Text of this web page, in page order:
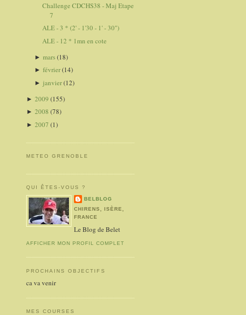
Challenge CDCHS38 - Maj Etape
7
ALE - 3 * (2' - 1'30 - 1' - 30")
ALE - 12 * 1mn en cote
► mars(18)
► février(14)
► janvier(12)
► 2009 (155)
► 2008 (78)
► 2007 (1)
METEO GRENOBLE
QUI ÊTES-VOUS ?
BELBLOG
CHIRENS, ISÈRE,
FRANCE
Le Blog de Belet
AFFICHER MON PROFIL COMPLET
PROCHAINS OBJECTIFS
ca va venir
MES COURSES